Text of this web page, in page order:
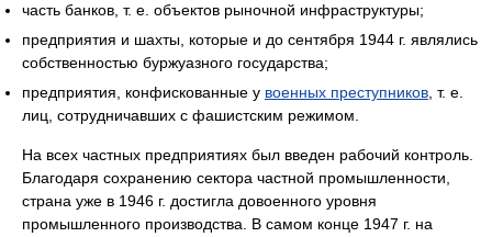
часть банков, т. е. объектов рыночной инфраструктуры;
предприятия и шахты, которые и до сентября 1944 г. являлись
собственностью буржуазного государства;
предприятия, конфискованные у военных преступников , т. е.
лиц, сотрудничавших с фашистским режимом.
На всех частных предприятиях был введен рабочий контроль.
Благодаря сохранению сектора частной промышленности,
страна уже в 1946 г. достигла довоенного уровня
промышленного производства. В самом конце 1947 г. на